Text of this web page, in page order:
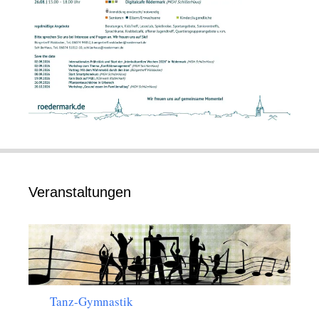
Veranstaltungen
Tanz-Gymnastik